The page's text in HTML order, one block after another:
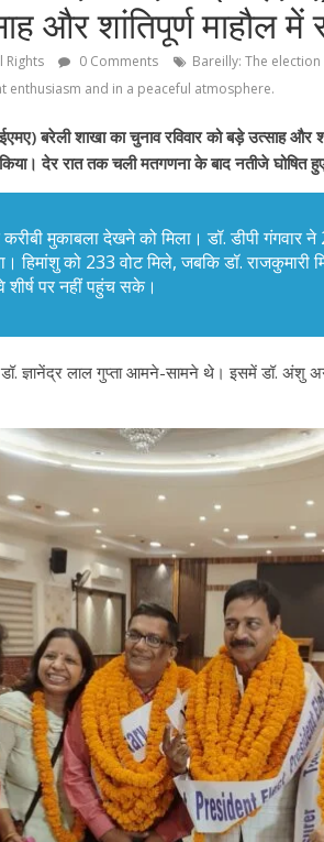
और शांतिपूर्ण माहौल
Rights 0 Comments
Bareilly: The
enthusiasm and in a peaceful atmosphere.
बरेली शाखा का चुनाव रविवार को बड़े उत्साह
देर रात तक चली मतगणना के बाद नतीजे घोषित
मुकाबला देखने को मिला। डॉ. डीपी गंगवार
हिमांशु को 233 वोट मिले, जबकि डॉ.
पर नहीं पहुंच सके।
ज्ञानेंद्र लाल गुप्ता आमने-सामने थे। इसमें डॉ. अंशु